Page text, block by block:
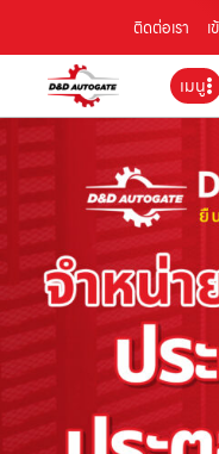
ติดต่อเรา
เมนู